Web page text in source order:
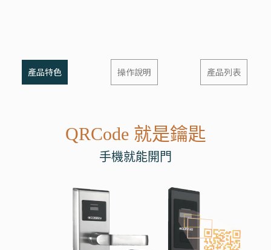
產品特色 操作說明 產品列表
QRCode 就是鑰匙
手機就能開門